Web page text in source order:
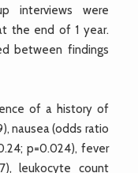
interviews were
the end of 1 year.
between findings
of a history of
nausea (odds ratio
p=0.024), fever
leukocyte count